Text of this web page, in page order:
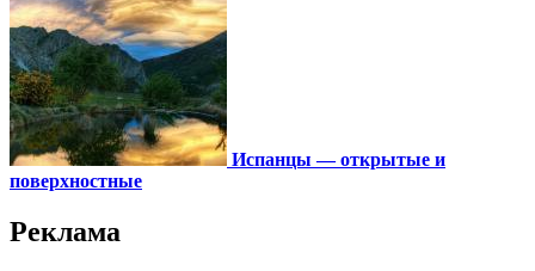
Испанцы — открытые и
поверхностные
Реклама